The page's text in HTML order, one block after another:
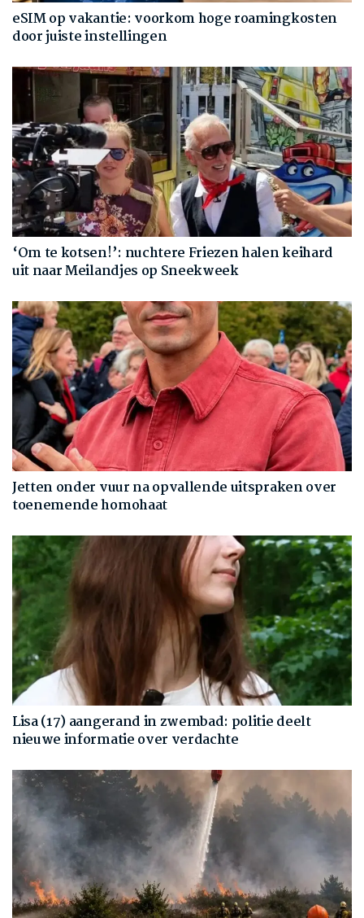
eSIM op vakantie: voorkom hoge roamingkosten
door juiste instellingen
‘Om te kotsen!’: nuchtere Friezen halen keihard
uit naar Meilandjes op Sneekweek
Jetten onder vuur na opvallende uitspraken over
toenemende homohaat
Lisa (17) aangerand in zwembad: politie deelt
nieuwe informatie over verdachte